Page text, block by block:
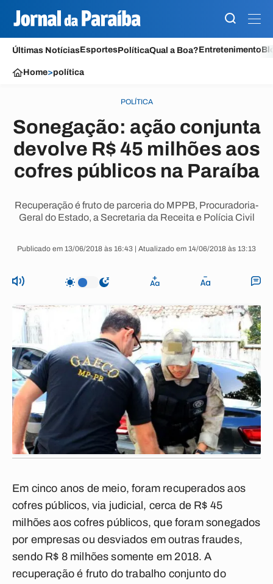
Últimas NotíciasEsportesPolíticaQual a Boa?Entretenimento
Home>política
POLÍTICA
Sonegação: ação conjunta
devolve R$ 45 milhões aos
cofres públicos na Paraíba
Recuperação é fruto de parceria do MPPB, Procuradoria-
Geral do Estado, a Secretaria da Receita e Polícia Civil
Publicado em 13/06/2018 às 16:43 | Atualizado em 14/06/2018 às 13:13
Em cinco anos de meio, foram recuperados aos
cofres públicos, via judicial, cerca de R$ 45
milhões aos cofres públicos, que foram sonegados
por empresas ou desviados em outras fraudes,
sendo R$ 8 milhões somente em 2018. A
recuperação é fruto do trabalho conjunto do